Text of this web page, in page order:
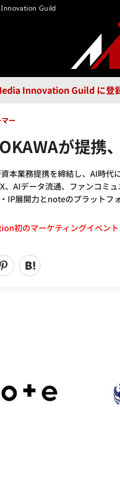
Innovation Guild に登
ディア テクノロジー
が提携
本業務提携を締結し、AI時
、AIデータ流通、ファンコミ
IP展開力とnoteのプラット
ー
初のマーケティングイベン
Guild